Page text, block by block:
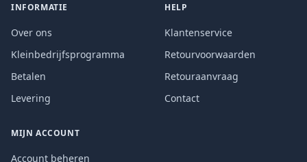
INFORMATIE
Over ons
Kleinbedrijfsprogramma
Betalen
Levering
HELP
Klantenservice
Retourvoorwaarden
Retouraanvraag
Contact
MIJN ACCOUNT
Account beheren